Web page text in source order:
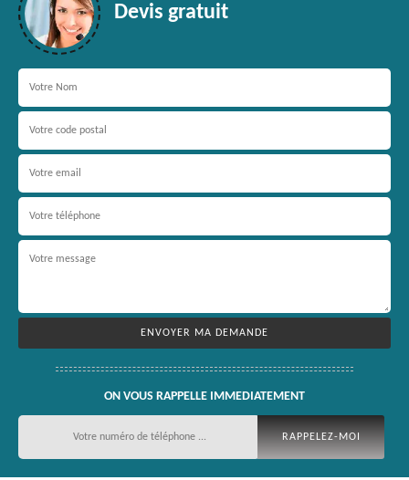
Devis gratuit
ON VOUS RAPPELLE IMMEDIATEMENT